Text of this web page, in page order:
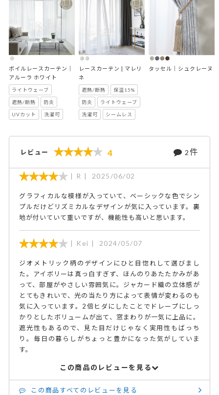
ボイルレースカーテン｜
アルーラ ホワイト
ライトウェーブ
遮熱/断熱 防炎
UVカット 洗濯可
レースカーテン | マレリ
ネ
遮熱/断熱 保温15%
防炎 ライトウェーブ
洗濯可 シームレス
タッセル｜シュクレーヌ
レビュー 4 2件
R 2025/06/02
グラフィカルな模様が入っていて、ベーシックな色でシン
プルだけどリズミカルなデザインが気に入っています。裏
地が付いていて重いですが、機能性も高いと思います。
Kei 2024/05/07
ジオメトリック柄のデザインにひと目惚れして選びまし
た。アイボリーは真っ白すぎず、ほんのりあたたかみがあ
って、部屋がやさしい雰囲気に。ジャカード織の立体感が
とてもきれいで、光の当たり方によって表情が変わるのも
気に入っています。2倍ヒダにしたことでドレープにしっ
かりとしたボリュームが出て、窓まわりが一気に上品に。
遮光性もあるので、見た目だけじゃなく実用性もばっち
り。毎日の暮らしがちょっと豊かになった気がしていま
す。
この商品のレビューを見る
この商品すべてのレビューを見る